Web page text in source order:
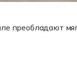
преобладают